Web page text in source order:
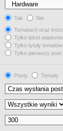
Tak
Nie
Tematach oraz
Tylko tekst
Tylko tytuły tematów
Tylko pierwszy post
Posty
Tematy